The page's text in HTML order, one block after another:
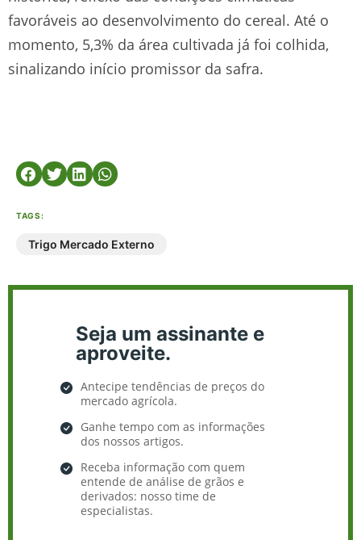
favoráveis ao desenvolvimento do cereal. Até o
momento, 5,3% da área cultivada já foi colhida,
sinalizando início promissor da safra.
TAGS:
Trigo Mercado Externo
Seja um assinante e
aproveite.
Antecipe tendências de preços do
mercado agrícola.
Ganhe tempo com as informações
dos nossos artigos.
Receba informação com quem
entende de análise de grãos e
derivados: nosso time de
especialistas.